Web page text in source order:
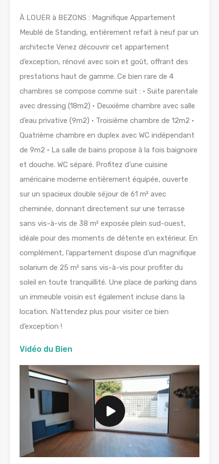
À LOUER à BEZONS : Magnifique Appartement
Meublé de Standing, entièrement refait à neuf par un
architecte Venez découvrir cet appartement
d’exception, rénové avec soin et goût, offrant des
prestations haut de gamme. Ce bien rare de 4
chambres se compose comme suit : • Suite parentale
avec dressing (18m2) • Deuxième chambre avec salle
d’eau privative (9m2) • Troisième chambre de 12m2 •
Quatrième chambre en duplex avec WC indépendant
de 9m2 • La salle de bains propose à la fois baignoire
et douche. WC séparé. Profitez d’une cuisine
américaine moderne entièrement équipée, ouverte
sur un spacieux double séjour de 61 m² avec
cheminée, donnant directement sur une terrasse
sans vis-à-vis de 38 m² exposée plein sud-ouest,
idéale pour des moments de détente en extérieur. En
complément, l’appartement dispose d’un magnifique
solarium de 25 m² sans vis-à-vis pour profiter du
soleil en toute tranquillité. Une place de parking dans
un immeuble voisin est également incluse dans la
location. N’attendez plus pour visiter ce bien
d’exception !
Vidéo du Bien